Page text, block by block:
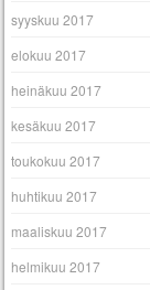
syyskuu 2017
elokuu 2017
heinäkuu 2017
kesäkuu 2017
toukokuu 2017
huhtikuu 2017
maaliskuu 2017
helmikuu 2017